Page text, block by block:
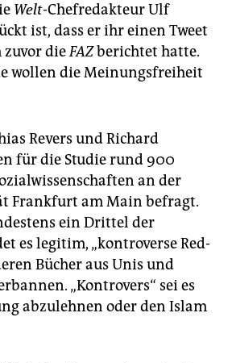
Welt-Chefredakteur Ulf
ist, dass er ihr einen Tweet
zuvor dieFAZberichtet hatte.
wollen die Meinungsfreiheit
Revers und Richard
für die Studie rund 900
an der
Frankfurt am Main befragt.
ein Drittel der
es legitim, „kontroverse Red­
Bücher aus Unis und
„Kontrovers“ sei es
abzulehnen oder den Islam